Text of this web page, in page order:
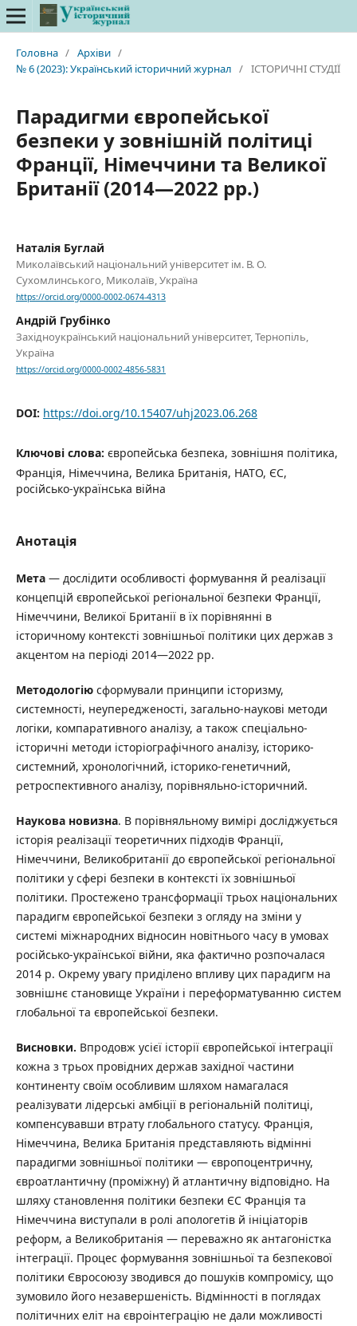
Головна / Архіви /
№ 6 (2023): Український історичний журнал / ІСТОРИЧНІ СТУДІЇ
Парадигми європейської
безпеки у зовнішній політиці
Франції, Німеччини та Великої
Британії (2014—2022 рр.)
Наталія Буглай
Миколаївський національний університет ім. В. О.
Сухомлинського, Миколаїв, Україна
https://orcid.org/0000-0002-0674-4313
Андрій Грубінко
Західноукраїнський національний університет, Тернопіль,
Україна
https://orcid.org/0000-0002-4856-5831
DOI: https://doi.org/10.15407/uhj2023.06.268
Ключові слова: європейська безпека, зовнішня політика,
Франція, Німеччина, Велика Британія, НАТО, ЄС,
російсько-українська війна
Анотація
Мета— дослідити особливості формування й реалізації
концепцій європейської регіональної безпеки Франції,
Німеччини, Великої Британії в їх порівнянні в
історичному контексті зовнішньої політики цих держав з
акцентом на періоді 2014—2022 рр.
Методологіюсформували принципи історизму,
системності, неупередженості, загально-наукові методи
логіки, компаративного аналізу, а також спеціально-
історичні методи історіографічного аналізу, історико-
системний, хронологічний, історико-генетичний,
ретроспективного аналізу, порівняльно-історичний.
Наукова новизна. В порівняльному вимірі досліджується
історія реалізації теоретичних підходів Франції,
Німеччини, Великобританії до європейської регіональної
політики у сфері безпеки в контексті їх зовнішньої
політики. Простежено трансформації трьох національних
парадигм європейської безпеки з огляду на зміни у
системі міжнародних відносин новітнього часу в умовах
російсько-української війни, яка фактично розпочалася
2014 р. Окрему увагу приділено впливу цих парадигм на
зовнішнє становище України і переформатуванню систем
глобальної та європейської безпеки.
Висновки. Впродовж усієї історії європейської інтеграції
кожна з трьох провідних держав західної частини
континенту своїм особливим шляхом намагалася
реалізувати лідерські амбіції в регіональній політиці,
компенсувавши втрату глобального статусу. Франція,
Німеччина, Велика Британія представляють відмінні
парадигми зовнішньої політики — європоцентричну,
євроатлантичну (проміжну) й атлантичну відповідно. На
шляху становлення політики безпеки ЄС Франція та
Німеччина виступали в ролі апологетів й ініціаторів
реформ, а Великобританія — переважно як антагоністка
інтеграції. Процес формування зовнішньої та безпекової
політики Євросоюзу зводився до пошуків компромісу, що
зумовило його незавершеність. Відмінності в поглядах
політичних еліт на євроінтеграцію не дали можливості